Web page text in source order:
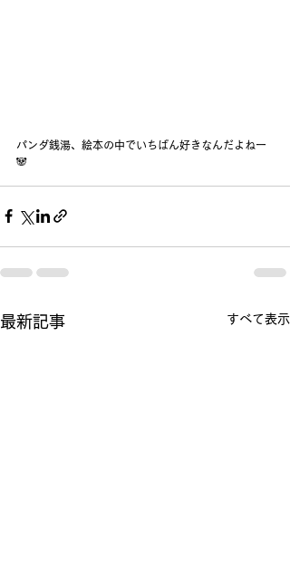
パンダ銭湯、絵本の中でいちばん好きなんだよねー
🐼
最新記事 すべて表示